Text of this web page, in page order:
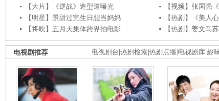
【大片】《逆战》造型遭曝光
【视频】张国强
【明星】景甜过完生日想当妈妈
【热剧】《美人
【将映】五月天集体跨界拍电影
【热剧】姜文马
电视剧台 热剧检索 热剧点播 电视剧库 趣
电视剧推荐